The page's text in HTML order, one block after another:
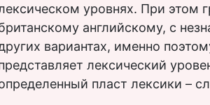
уровнях. При этом
английскому, с
вариантах, именно
лексический
пласт лексики –